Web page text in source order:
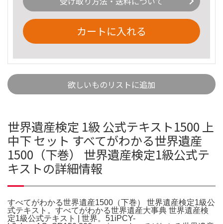
カートに入れる
欲しいものリストに追加
世界遺産検定 1級 公式テキスト1500 上
中下 セット すべてがわかる世界遺産
1500（下巻） 世界遺産検定1級公式テ
キストの詳細情報
すべてがわかる世界遺産1500（下巻） 世界遺産検定1級公
式テキスト。すべてがわかる世界遺産大事典 世界遺産検
定1級公式テキスト | 世界。51iPCY-